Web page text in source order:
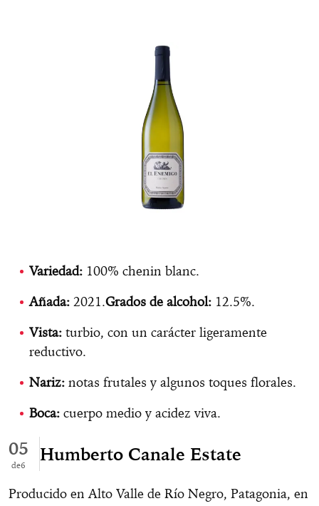
Variedad: 100% chenin blanc.
Añada: 2021.Grados de alcohol: 12.5%.
Vista: turbio, con un carácter ligeramente
reductivo.
Nariz: notas frutales y algunos toques florales.
Boca: cuerpo medio y acidez viva.
05
6
Humberto Canale Estate
Producido en Alto Valle de Río Negro, Patagonia, en